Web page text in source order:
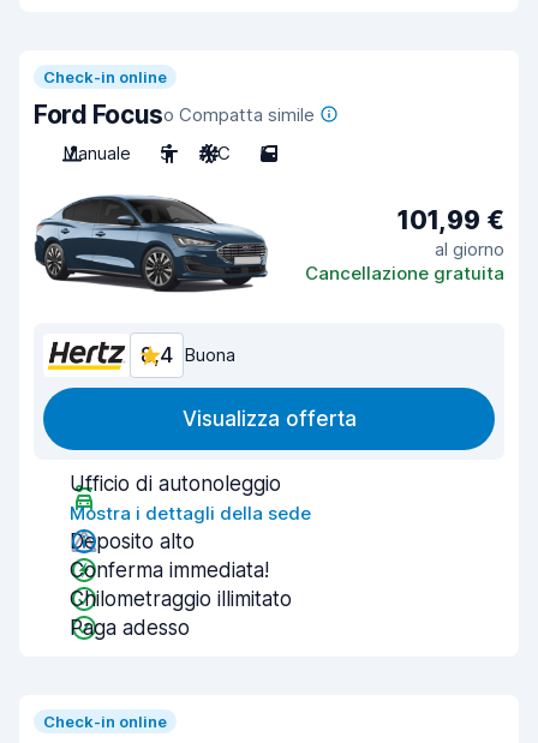
Check-in online
Ford Focuso Compatta simile
Manuale
5 A/C 5
101,99 €
al giorno
Cancellazione gratuita
8,4 Buona
Visualizza offerta
Ufficio di autonoleggio
Mostra i dettagli della sede
Deposito alto
Conferma immediata!
Chilometraggio illimitato
Paga adesso
Check-in online